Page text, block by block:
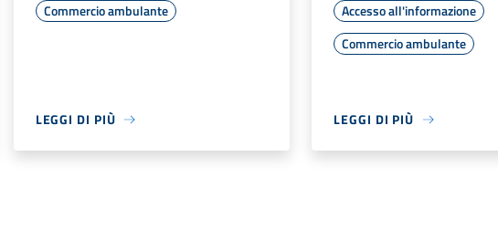
Commercio ambulante
LEGGI DI PIÙ
Accesso all'informazione
Commercio ambulante
LEGGI DI PIÙ